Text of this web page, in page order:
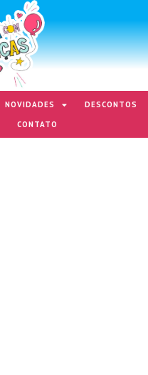
NOVIDADES
DESCONTOS
CONTATO